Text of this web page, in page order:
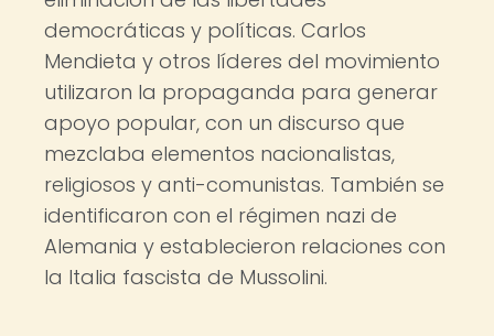
democráticas y políticas. Carlos
Mendieta y otros líderes del movimiento
utilizaron la propaganda para generar
apoyo popular, con un discurso que
mezclaba elementos nacionalistas,
religiosos y anti-comunistas. También se
identificaron con el régimen nazi de
Alemania y establecieron relaciones con
la Italia fascista de Mussolini.